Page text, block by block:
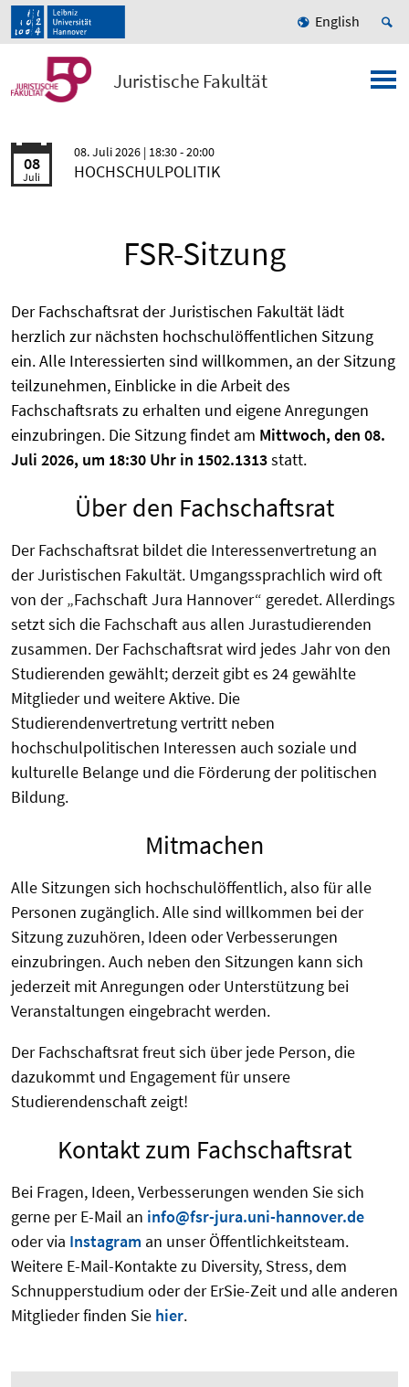
English
Juristische Fakultät
08
Juli
08. Juli 2026 | 18:30 - 20:00
HOCHSCHULPOLITIK
FSR-Sitzung
Der Fachschaftsrat der Juristischen Fakultät lädt
herzlich zur nächsten hochschulöffentlichen Sitzung
ein. Alle Interessierten sind willkommen, an der Sitzung
teilzunehmen, Einblicke in die Arbeit des
Fachschaftsrats zu erhalten und eigene Anregungen
einzubringen. Die Sitzung findet am Mittwoch, den 08.
Juli 2026, um 18:30 Uhr in 1502.1313statt.
Über den Fachschaftsrat
Der Fachschaftsrat bildet die Interessenvertretung an
der Juristischen Fakultät. Umgangssprachlich wird oft
von der „Fachschaft Jura Hannover“ geredet. Allerdings
setzt sich die Fachschaft aus allen Jurastudierenden
zusammen. Der Fachschaftsrat wird jedes Jahr von den
Studierenden gewählt; derzeit gibt es 24 gewählte
Mitglieder und weitere Aktive. Die
Studierendenvertretung vertritt neben
hochschulpolitischen Interessen auch soziale und
kulturelle Belange und die Förderung der politischen
Bildung.
Mitmachen
Alle Sitzungen sich hochschulöffentlich, also für alle
Personen zugänglich. Alle sind willkommen bei der
Sitzung zuzuhören, Ideen oder Verbesserungen
einzubringen. Auch neben den Sitzungen kann sich
jederzeit mit Anregungen oder Unterstützung bei
Veranstaltungen eingebracht werden.
Der Fachschaftsrat freut sich über jede Person, die
dazukommt und Engagement für unsere
Studierendenschaft zeigt!
Kontakt zum Fachschaftsrat
Bei Fragen, Ideen, Verbesserungen wenden Sie sich
gerne per E-Mail an info@fsr-jura.uni-hannover.de
oder via Instagram an unser Öffentlichkeitsteam.
Weitere E-Mail-Kontakte zu Diversity, Stress, dem
Schnupperstudium oder der ErSie-Zeit und alle anderen
Mitglieder finden Sie hier.